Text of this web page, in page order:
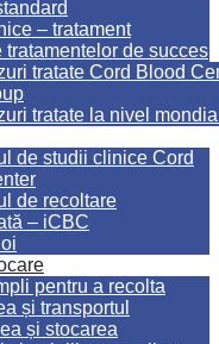
– tratament
tratamentelor de succes
tratate Cord Blood
tratate la nivel
de studii clinice Cord
de recoltare
– iCBC
pentru a recolta
și transportul
și stocarea